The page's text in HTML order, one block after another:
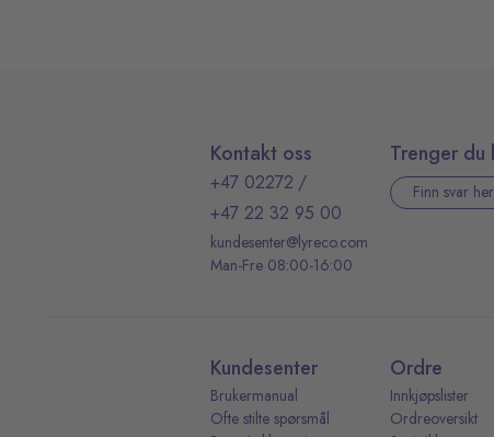
Kontakt oss
+47 02272 /
+47 22 32 95 00
kundesenter@lyreco.com
Man-Fre 08:00-16:00
Trenger du
Finn svar her
Kundesenter
Brukermanual
Ofte stilte spørsmål
Ordre
Innkjøpslister
Ordreoversikt